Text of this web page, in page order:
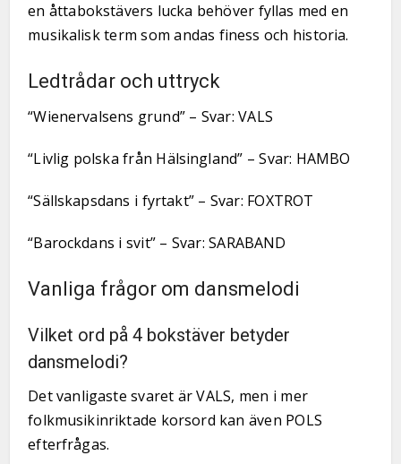
en åttabokstävers lucka behöver fyllas med en
musikalisk term som andas finess och historia.
Ledtrådar och uttryck
“Wienervalsens grund” – Svar: VALS
“Livlig polska från Hälsingland” – Svar: HAMBO
“Sällskapsdans i fyrtakt” – Svar: FOXTROT
“Barockdans i svit” – Svar: SARABAND
Vanliga frågor om dansmelodi
Vilket ord på 4 bokstäver betyder
dansmelodi?
Det vanligaste svaret är VALS, men i mer
folkmusikinriktade korsord kan även POLS
efterfrågas.